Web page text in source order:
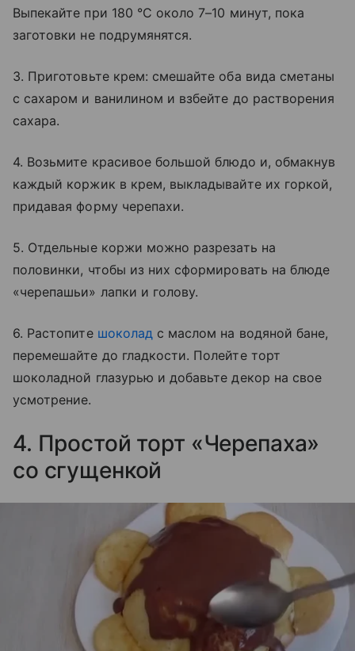
Выпекайте при 180 °C около 7–10 минут, пока
заготовки не подрумянятся.
3. Приготовьте крем: смешайте оба вида сметаны
с сахаром и ванилином и взбейте до растворения
сахара.
4. Возьмите красивое большой блюдо и, обмакнув
каждый коржик в крем, выкладывайте их горкой,
придавая форму черепахи.
5. Отдельные коржи можно разрезать на
половинки, чтобы из них сформировать на блюде
«черепашьи» лапки и голову.
6. Растопите шоколадс маслом на водяной бане,
перемешайте до гладкости. Полейте торт
шоколадной глазурью и добавьте декор на свое
усмотрение.
4. Простой торт «Черепаха»
со сгущенкой